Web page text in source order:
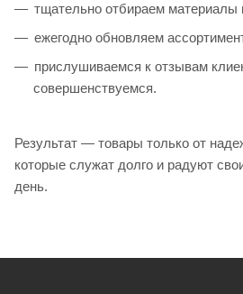
тщательно отбираем материалы
ежегодно обновляем
прислушиваемся к отзывам
совершенствуемся.
Результат — товары только от
которые служат долго и радуют
день.